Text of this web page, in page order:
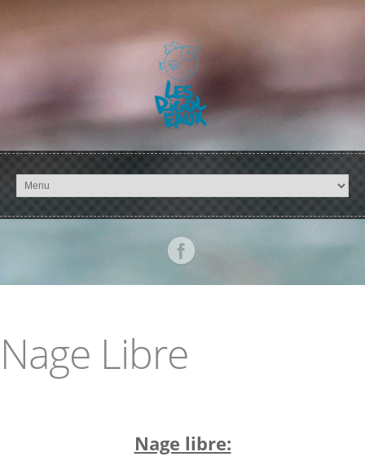
Nage Libre
Nage libre: